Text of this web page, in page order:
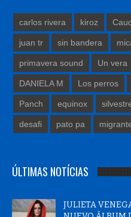
carlos rivera kiroz
juan tr sin bandera
primavera sound Un vera
DANIELA M Los perros
Panch equinox
desafi pato pa
ÚLTIMAS NOTÍCIAS
JULIETA